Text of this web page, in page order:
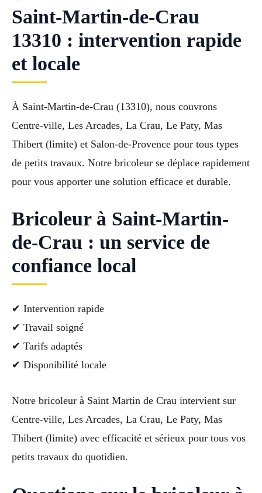
Saint-Martin-de-Crau
13310 : intervention rapide
et locale
À Saint-Martin-de-Crau (13310), nous couvrons
Centre-ville, Les Arcades, La Crau, Le Paty, Mas
Thibert (limite) et Salon-de-Provence pour tous types
de petits travaux. Notre bricoleur se déplace rapidement
pour vous apporter une solution efficace et durable.
Bricoleur à Saint-Martin-
de-Crau : un service de
confiance local
✔ Intervention rapide
✔ Travail soigné
✔ Tarifs adaptés
✔ Disponibilité locale
Notre bricoleur à Saint Martin de Crau intervient sur
Centre-ville, Les Arcades, La Crau, Le Paty, Mas
Thibert (limite) avec efficacité et sérieux pour tous vos
petits travaux du quotidien.